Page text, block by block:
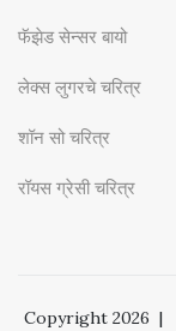
फॅझेड सेन्सर बायो
लेक्स लुगरचे चरित्र
शॉन सो चरित्र
रॉयस ग्रेसी चरित्र
Copyright 2026 |